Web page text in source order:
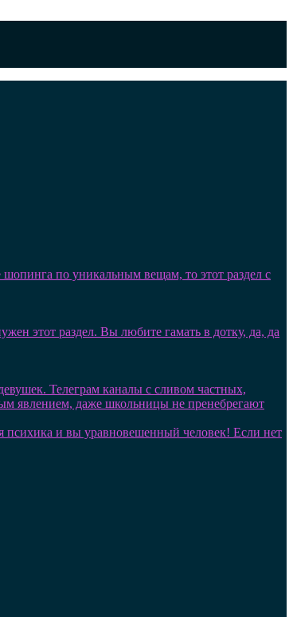
по уникальным вещам, то этот раздел с
этот раздел. Вы любите гамать в дотку, да, да
Телеграм каналы с сливом частных,
явлением, даже школьницы не пренебрегают
психика и вы уравновешенный человек! Если нет